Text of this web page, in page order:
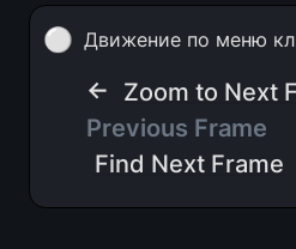
⚪ Движение по меню
← Zoom to Next
Previous Frame
Find Next Frame